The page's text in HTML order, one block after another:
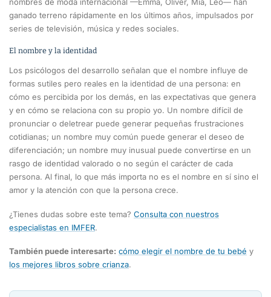
ganado terreno rápidamente en los últimos años, impulsados por
series de televisión, música y redes sociales.
El nombre y la identidad
Los psicólogos del desarrollo señalan que el nombre influye de
formas sutiles pero reales en la identidad de una persona: en
cómo es percibida por los demás, en las expectativas que genera
y en cómo se relaciona con su propio yo. Un nombre difícil de
pronunciar o deletrear puede generar pequeñas frustraciones
cotidianas; un nombre muy común puede generar el deseo de
diferenciación; un nombre muy inusual puede convertirse en un
rasgo de identidad valorado o no según el carácter de cada
persona. Al final, lo que más importa no es el nombre en sí sino el
amor y la atención con que la persona crece.
¿Tienes dudas sobre este tema? Consulta con nuestros
especialistas en IMFER.
También puede interesarte: cómo elegir el nombre de tu bebé y
los mejores libros sobre crianza.